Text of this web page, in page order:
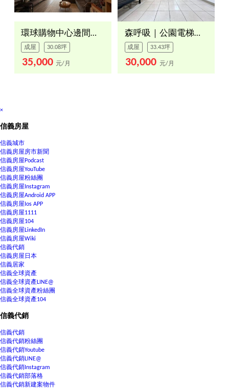
環球購物中心邊間美寓
成屋 30.08坪
35,000 元/月
森呼吸｜公園電梯三房
成屋 33.43坪
30,000 元/月
×
信義房屋
信義城市
信義房屋房市新聞
信義房屋Podcast
信義房屋YouTube
信義房屋粉絲團
信義房屋Instagram
信義房屋Android APP
信義房屋Ios APP
信義房屋1111
信義房屋104
信義房屋LinkedIn
信義房屋Wiki
信義代銷
信義房屋日本
信義居家
信義全球資產
信義全球資產LINE@
信義全球資產粉絲團
信義全球資產104
信義代銷
信義代銷
信義代銷粉絲團
信義代銷Youtube
信義代銷LINE@
信義代銷Instagram
信義代銷部落格
信義代銷新建案物件